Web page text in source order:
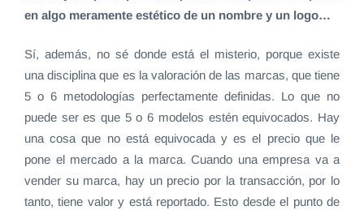
en algo meramente estético de un nombre y un logo…
Sí, además, no sé donde está el misterio, porque existe
una disciplina que es la valoración de las marcas, que tiene
5 o 6 metodologías perfectamente definidas. Lo que no
puede ser es que 5 o 6 modelos estén equivocados. Hay
una cosa que no está equivocada y es el precio que le
pone el mercado a la marca. Cuando una empresa va a
vender su marca, hay un precio por la transacción, por lo
tanto, tiene valor y está reportado. Esto desde el punto de